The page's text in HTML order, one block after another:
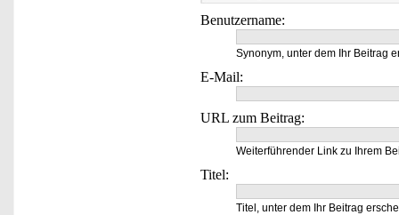
Benutzername:
Synonym, unter dem Ihr Beitrag
E-Mail:
URL zum Beitrag:
Weiterführender Link zu Ihrem
Titel:
Titel, unter dem Ihr Beitrag